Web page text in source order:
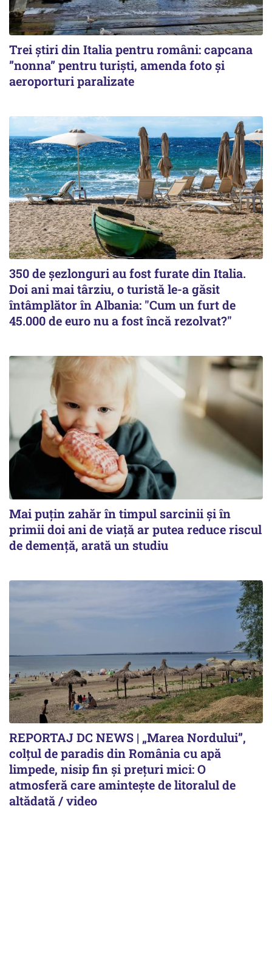
Trei știri din Italia pentru români: capcana
”nonna” pentru turiști, amenda foto și
aeroporturi paralizate
350 de șezlonguri au fost furate din Italia.
Doi ani mai târziu, o turistă le-a găsit
întâmplător în Albania: "Cum un furt de
45.000 de euro nu a fost încă rezolvat?"
Mai puțin zahăr în timpul sarcinii și în
primii doi ani de viață ar putea reduce riscul
de demență, arată un studiu
REPORTAJ DC NEWS | „Marea Nordului”,
colțul de paradis din România cu apă
limpede, nisip fin și prețuri mici: O
atmosferă care amintește de litoralul de
altădată / video